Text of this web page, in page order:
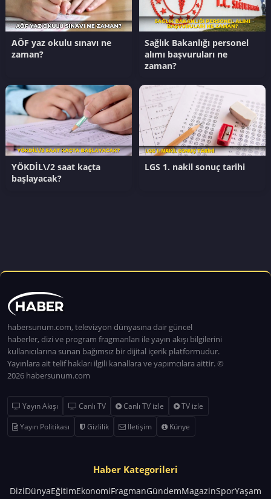
AÖF yaz okulu sınavı ne
zaman?
Sağlık Bakanlığı personel
alımı başvuruları ne
zaman?
YÖKDİL\/2 saat kaçta
başlayacak?
LGS 1. nakil sonuç tarihi
habersunum.com, televizyon dünyasına dair güncel
haberler, dizi ve program fragmanları ile yayın akışı bilgilerini
kullanıcılarına sunan bağımsız bir dijital içerik platformudur.
Yayınlara ait telif hakları ilgili kanallara ve yapımcılara aittir. ©
2026 habersunum.com
Yayın Akışı Canlı TV Canlı TV izle
TV izle
Yayın Politikası
Gizlilik İletişim Künye
Haber Kategorileri
DiziDünyaEğitimEkonomiFragmanGündemMagazinSporYaşam